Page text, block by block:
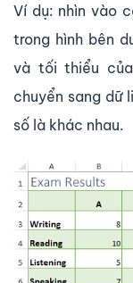
Ví dụ: nhìn vào
trong hình bên
và tối thiểu
chuyển sang dữ
số là khác nhau.